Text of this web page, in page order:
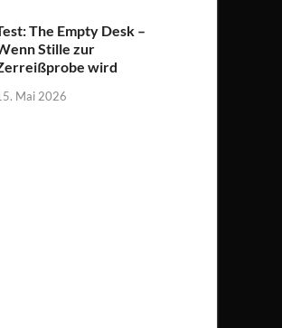
The Empty Desk –
Stille zur
wird
Mai 2026